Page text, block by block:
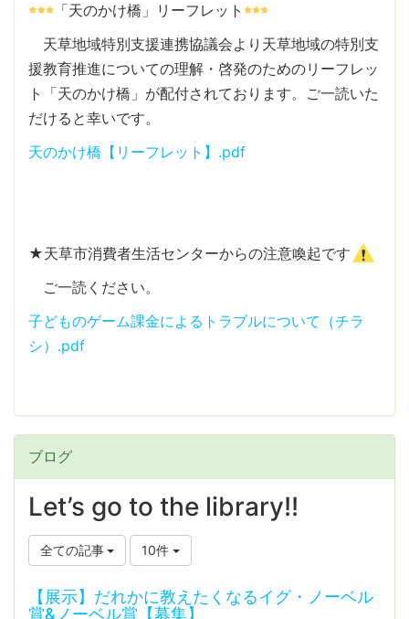
「天のかけ橋」リーフレット
天草地域特別支援連携協議会より天草地域の特別支
援教育推進についての理解・啓発のためのリーフレッ
ト「天のかけ橋」が配付されております。ご一読いた
だけると幸いです。
天のかけ橋【リーフレット】.pdf
★天草市消費者生活センターからの注意喚起です
ご一読ください。
子どものゲーム課金によるトラブルについて（チラ
シ）.pdf
ブログ
Let’s go to the library!!
全ての記事 10件
【展示】だれかに教えたくなるイグ・ノーベル
賞&ノーベル賞【募集】